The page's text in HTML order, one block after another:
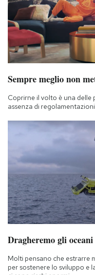
Sempre meglio non
Coprirne il volto è una
assenza di regolamentazioni
Dragheremo gli oceani
Molti pensano che estrarre
per sostenere lo sviluppo e